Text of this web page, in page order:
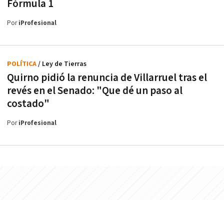
Fórmula 1
PoriProfesional
Quirno pidió la renuncia de Villarruel tras el
revés en el Senado: "Que dé un paso al
costado"
POLÍTICA/ Ley de Tierras
PoriProfesional